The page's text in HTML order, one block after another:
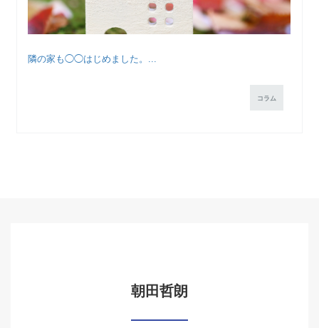
隣の家も◯◯はじめました。...
コラム
朝田哲朗